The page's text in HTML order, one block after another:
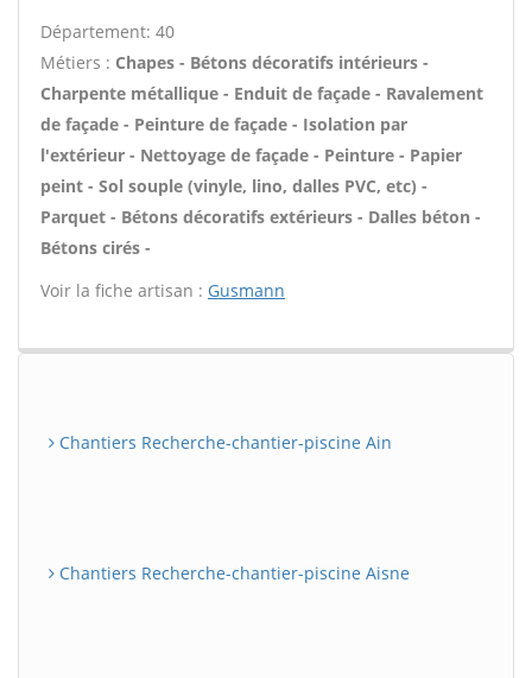
Département: 40
Métiers : Chapes - Bétons décoratifs intérieurs -
Charpente métallique - Enduit de façade - Ravalement
de façade - Peinture de façade - Isolation par
l'extérieur - Nettoyage de façade - Peinture - Papier
peint - Sol souple (vinyle, lino, dalles PVC, etc) -
Parquet - Bétons décoratifs extérieurs - Dalles béton -
Bétons cirés -
Voir la fiche artisan : Gusmann
Chantiers Recherche-chantier-piscine Ain
Chantiers Recherche-chantier-piscine Aisne